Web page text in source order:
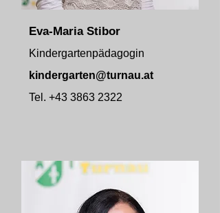
Eva-Maria Stibor
Kindergartenpädagogin
kindergarten@turnau.at
Tel. +43 3863 2322